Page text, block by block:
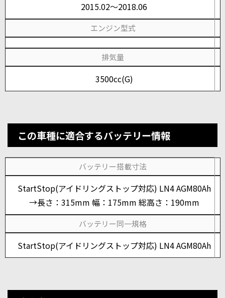
2015.02～2018.06
エンジン型式
排気量
3500cc(G)
この車種に適合するバッテリー情報
バッテリー搭載寸法
StartStop(アイドリングストップ対応) LN4 AGM80Ah
→長さ：315mm 幅：175mm 総高さ：190mm
バッテリー同一規格
StartStop(アイドリングストップ対応) LN4 AGM80Ah